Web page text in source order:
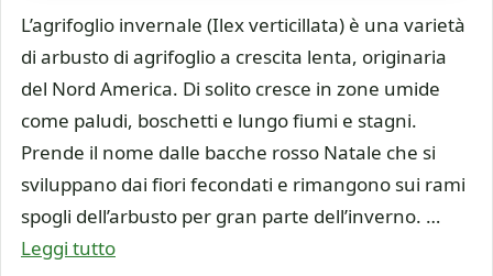
L’agrifoglio invernale (Ilex verticillata) è una varietà
di arbusto di agrifoglio a crescita lenta, originaria
del Nord America. Di solito cresce in zone umide
come paludi, boschetti e lungo fiumi e stagni.
Prende il nome dalle bacche rosso Natale che si
sviluppano dai fiori fecondati e rimangono sui rami
spogli dell’arbusto per gran parte dell’inverno. …
Leggi tutto